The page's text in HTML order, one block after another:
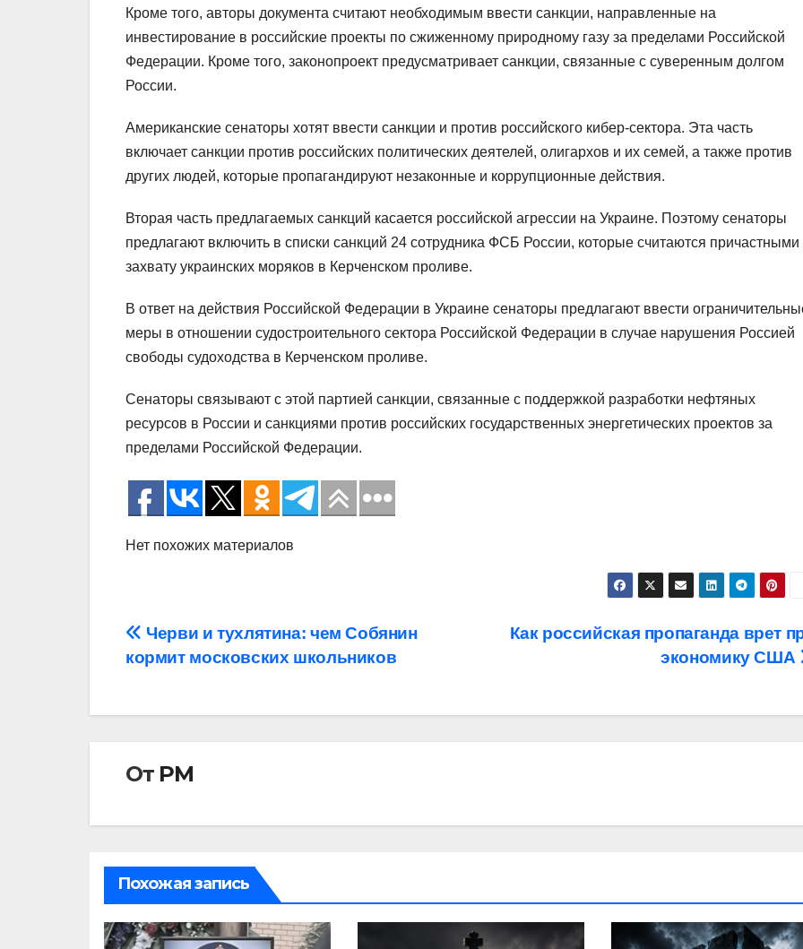
Кроме того, авторы документа считают необходимым ввести санкции, направленные на
инвестирование в российские проекты по сжиженному природному газу за пределами Российской
Федерации. Кроме того, законопроект предусматривает санкции, связанные с суверенным долгом
России.
Американские сенаторы хотят ввести санкции и против российского кибер-сектора. Эта часть
включает санкции против российских политических деятелей, олигархов и их семей, а также против
других людей, которые пропагандируют незаконные и коррупционные действия.
Вторая часть предлагаемых санкций касается российской агрессии на Украине. Поэтому сенаторы
предлагают включить в списки санкций 24 сотрудника ФСБ России, которые считаются причастными
захвату украинских моряков в Керченском проливе.
В ответ на действия Российской Федерации в Украине сенаторы предлагают ввести
меры в отношении судостроительного сектора Российской Федерации в случае нарушения Россией
свободы судоходства в Керченском проливе.
Сенаторы связывают с этой партией санкции, связанные с поддержкой разработки нефтяных
ресурсов в России и санкциями против российских государственных энергетических проектов за
пределами Российской Федерации.
Нет похожих материалов
Навигация
по
записям
Как российская пропаганда врет
экономику США
Черви и тухлятина: чем Собянин
кормит московских школьников
От РМ
Похожая запись